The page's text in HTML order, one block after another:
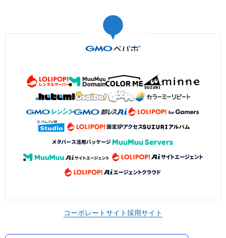
コーポレートサイト採用サイト